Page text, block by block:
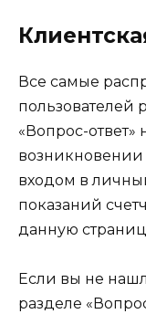
Все самые
пользователей
«Вопрос-ответ»
входом в
показаний
данную
Если вы не
разделе